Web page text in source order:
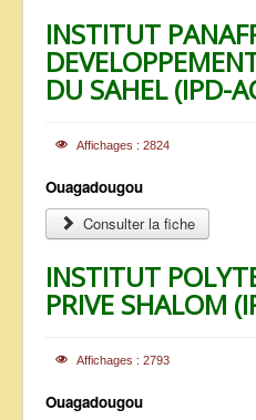
INSTITUT
DU SAHEL (IPD-
Affichages : 2824
Ouagadougou
Consulter la fiche
INSTITUT
PRIVE SHALOM
Affichages : 2793
Ouagadougou